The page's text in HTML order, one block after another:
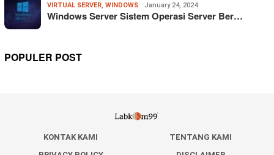
VIRTUAL SERVER, WINDOWS January 24, 2024
Windows Server Sistem Operasi Server Ber…
POPULER POST
KONTAK KAMI
TENTANG KAMI